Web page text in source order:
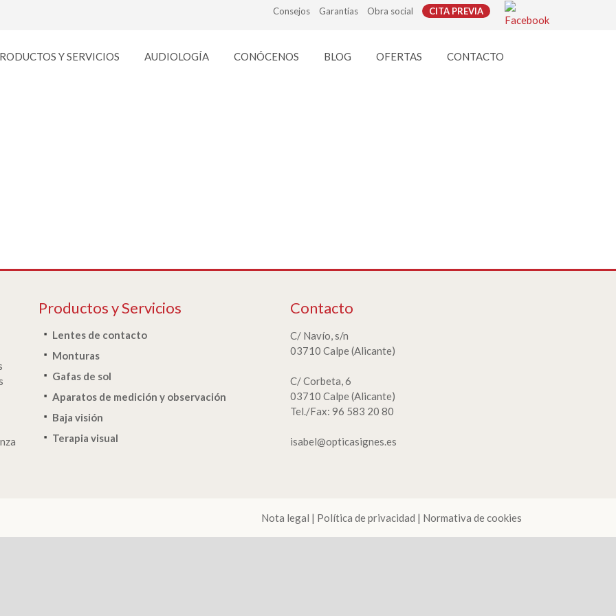
Consejos Garantías Obra social CITA PREVIA
Y SERVICIOS AUDIOLOGÍA CONÓCENOS BLOG OFERTAS CONTACTO
Productos y Servicios
Lentes de contacto
Monturas
Gafas de sol
Aparatos de medición y observación
Baja visión
Terapia visual
Contacto
C/ Navío, s/n
03710 Calpe (Alicante)
C/ Corbeta, 6
03710 Calpe (Alicante)
Tel./Fax: 96 583 20 80
isabel@opticasignes.es
Nota legal | Política de privacidad | Normativa de cookies